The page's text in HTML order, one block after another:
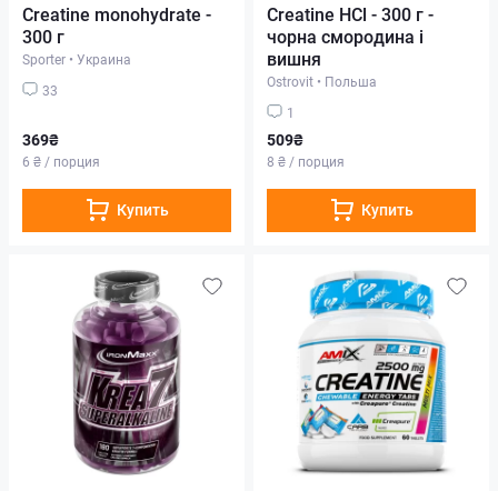
Creatine monohydrate -
300 г
Sporter • Украина
33
369₴
6 ₴ / порция
Купить
Creatine HCl - 300 г -
чорна смородина і
вишня
Ostrovit • Польша
1
509₴
8 ₴ / порция
Купить